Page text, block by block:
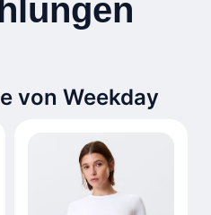
von Weekday